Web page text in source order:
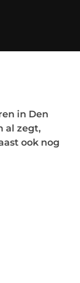
in Den
al zegt,
ook nog